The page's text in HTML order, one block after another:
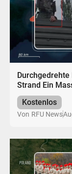
Durchgedrehte
Strand Ein
Kostenlos
Von RFU News